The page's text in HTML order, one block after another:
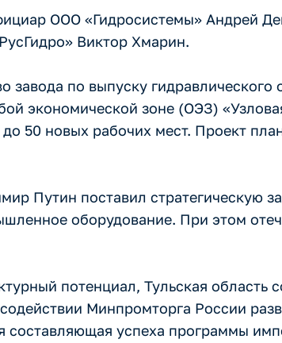
ООО «Гидросистемы» Андрей
Виктор Хмарин.
завода по выпуску гидравлического
экономической зоне (ОЭЗ)
50 новых рабочих мест. Проект
Путин поставил стратегическую
оборудование. При этом
потенциал, Тульская область
Минпромторга России
успеха программы